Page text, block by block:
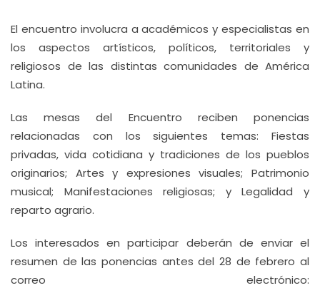
El encuentro involucra a académicos y especialistas en
los aspectos artísticos, políticos, territoriales y
religiosos de las distintas comunidades de América
Latina.
Las mesas del Encuentro reciben ponencias
relacionadas con los siguientes temas: Fiestas
privadas, vida cotidiana y tradiciones de los pueblos
originarios; Artes y expresiones visuales; Patrimonio
musical; Manifestaciones religiosas; y Legalidad y
reparto agrario.
Los interesados en participar deberán de enviar el
resumen de las ponencias antes del 28 de febrero al
correo electrónico: